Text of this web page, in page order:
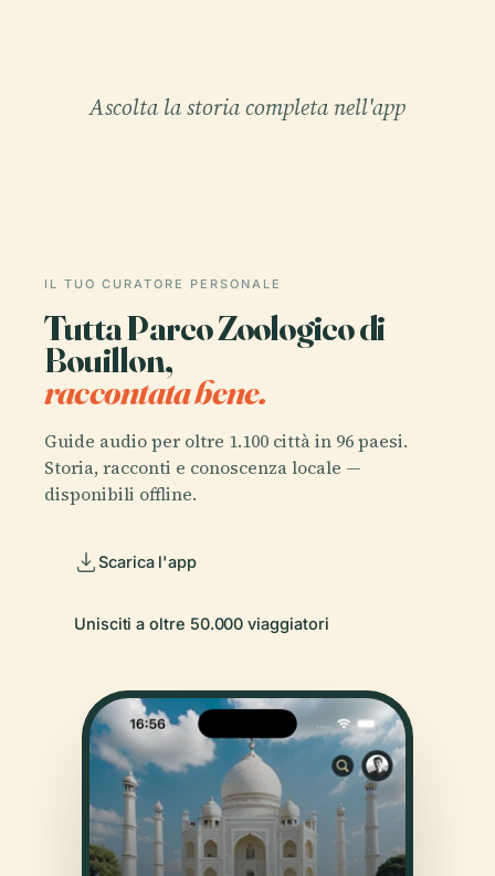
Ascolta la storia completa nell'app
IL TUO CURATORE PERSONALE
Tutta Parco Zoologico di
Bouillon,
raccontata bene.
Guide audio per oltre 1.100 città in 96 paesi.
Storia, racconti e conoscenza locale —
disponibili offline.
Scarica l'app
Unisciti a oltre 50.000 viaggiatori